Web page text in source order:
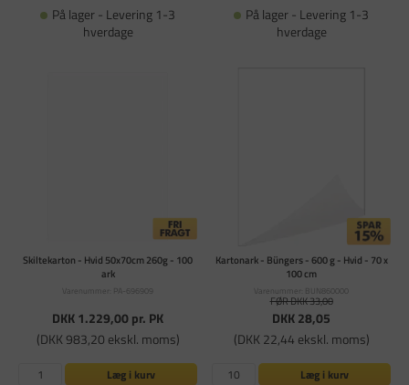
På lager - Levering 1-3
hverdage
På lager - Levering 1-3
hverdage
Skiltekarton - Hvid 50x70cm 260g - 100
ark
Varenummer: PA-696909
DKK 1.229,00pr. PK
(DKK 983,20 ekskl. moms)
Læg i kurv
Kartonark - Büngers - 600 g - Hvid - 70 x
100 cm
Varenummer: BUN860000
FØR DKK 33,00
DKK 28,05
(DKK 22,44 ekskl. moms)
Læg i kurv